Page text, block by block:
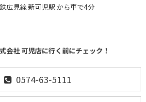
広見線 新可児駅 から車で4分
会社 可児店に行く前にチェック！
0574-63-5111